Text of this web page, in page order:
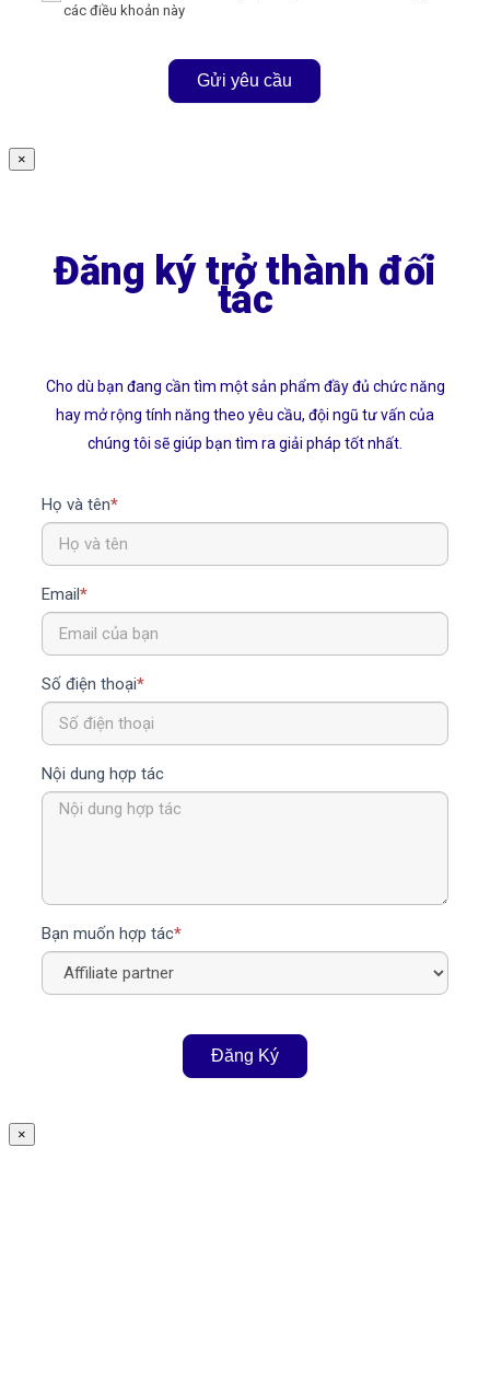
các điều khoản này
Gửi yêu cầu
×
Đăng ký trở thành đối
tác
Cho dù bạn đang cần tìm một sản phẩm đầy đủ chức năng
hay mở rộng tính năng theo yêu cầu, đội ngũ tư vấn của
chúng tôi sẽ giúp bạn tìm ra giải pháp tốt nhất.
Họ và tên*
Email*
Số điện thoại*
Nội dung hợp tác
Bạn muốn hợp tác*
Đăng Ký
×